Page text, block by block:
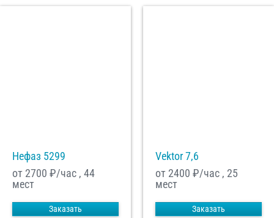
Нефаз 5299
от 2700 ₽/час , 44
мест
Заказать
Vektor 7,6
от 2400 ₽/час , 25
мест
Заказать